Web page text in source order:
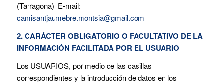
(Tarragona). E-mail:
camisantjaumebre.montsia@gmail.com
2. CARÁCTER OBLIGATORIO O FACULTATIVO DE LA
INFORMACIÓN FACILITADA POR EL USUARIO
Los USUARIOS, por medio de las casillas
correspondientes y la introducción de datos en los